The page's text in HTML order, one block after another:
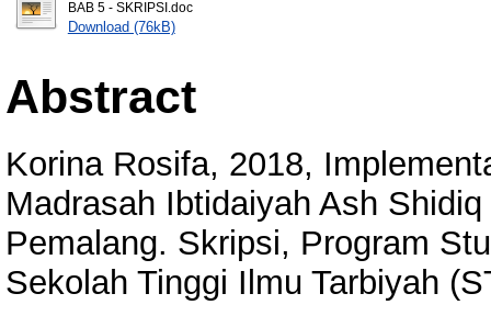
BAB 5 - SKRIPSI.doc
Download (76kB)
Abstract
Korina Rosifa, 2018,
Madrasah Ibtidaiyah Ash
Pemalang. Skripsi, Program
Sekolah Tinggi Ilmu Tarbiyah